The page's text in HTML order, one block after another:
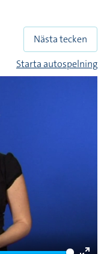
Nästa tecken
Starta autospelning